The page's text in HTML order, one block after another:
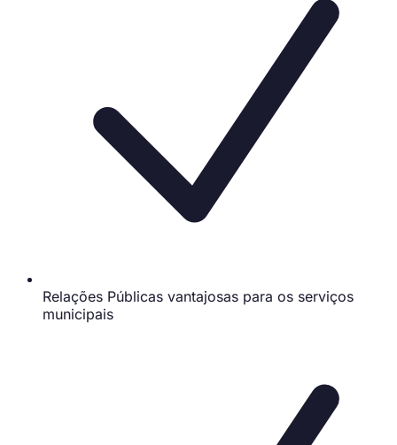
Relações Públicas vantajosas para os serviços
municipais